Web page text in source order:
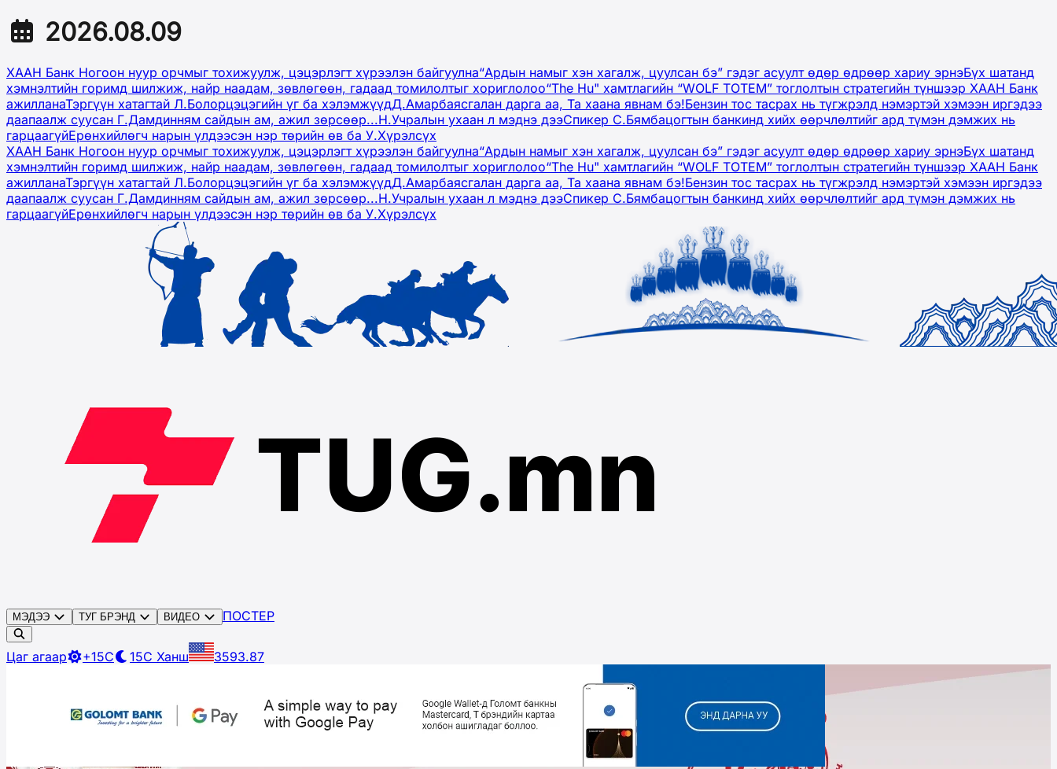
2026.08.09
ХААН Банк Ногоон нуур орчмыг тохижуулж, цэцэрлэгт хүрээлэн байгуулна“Ардын намыг хэн хагалж, цуулсан бэ” гэдэг асуулт өдөр өдрөөр хариу эрнэБүх шатанд
хэмнэлтийн горимд шилжиж, найр наадам, зөвлөгөөн, гадаад томилолтыг хориглолоо“The Hu" хамтлагийн “WOLF TOTEM” тоглолтын стратегийн түншээр ХААН Банк
ажилланаТэргүүн хатагтай Л.Болорцэцэгийн үг ба хэлэмжүүдД.Амарбаясгалан дарга аа, Та хаана явнам бэ!Бензин тос тасрах нь түгжрэлд нэмэртэй хэмээн иргэдээ
даапаалж суусан Г.Дамдинням сайдын ам, ажил зөрсөөр...Н.Учралын ухаан л мэднэ дээСпикер С.Бямбацогтын банкинд хийх өөрчлөлтийг ард түмэн дэмжих нь
гарцаагүйЕрөнхийлөгч нарын үлдээсэн нэр төрийн өв ба У.Хүрэлсүх
ХААН Банк Ногоон нуур орчмыг тохижуулж, цэцэрлэгт хүрээлэн байгуулна“Ардын намыг хэн хагалж, цуулсан бэ” гэдэг асуулт өдөр өдрөөр хариу эрнэБүх шатанд
хэмнэлтийн горимд шилжиж, найр наадам, зөвлөгөөн, гадаад томилолтыг хориглолоо“The Hu" хамтлагийн “WOLF TOTEM” тоглолтын стратегийн түншээр ХААН Банк
ажилланаТэргүүн хатагтай Л.Болорцэцэгийн үг ба хэлэмжүүдД.Амарбаясгалан дарга аа, Та хаана явнам бэ!Бензин тос тасрах нь түгжрэлд нэмэртэй хэмээн иргэдээ
даапаалж суусан Г.Дамдинням сайдын ам, ажил зөрсөөр...Н.Учралын ухаан л мэднэ дээСпикер С.Бямбацогтын банкинд хийх өөрчлөлтийг ард түмэн дэмжих нь
гарцаагүйЕрөнхийлөгч нарын үлдээсэн нэр төрийн өв ба У.Хүрэлсүх
МЭДЭЭ ТУГ БРЭНД ВИДЕО ПОСТЕР
Цаг агаар +15C 15C Ханш 3593.87